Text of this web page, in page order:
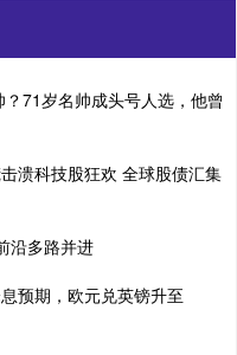
71岁名帅成头号人选，他曾
溃科技股狂欢 全球股债汇集
沿多路并进
预期，欧元兑英镑升至